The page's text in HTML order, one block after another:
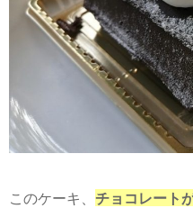
このケーキ、 チョコレート